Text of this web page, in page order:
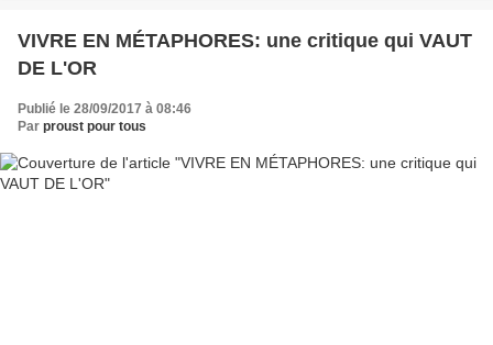
VIVRE EN MÉTAPHORES: une critique qui VAUT
DE L'OR
Publié le 28/09/2017 à 08:46
Par proust pour tous